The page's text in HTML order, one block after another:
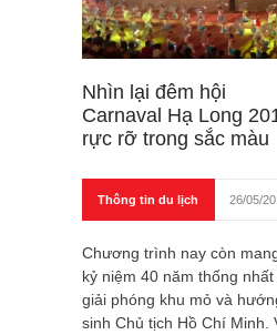
Nhìn lại đêm hội
Carnaval Hạ Long
rực rỡ trong sắc màu
Thông tin du lịch 26/05/
Chương trình nay còn
kỷ niệm 40 năm thống
giải phóng khu mỏ và
sinh Chủ tịch Hồ Chí Minh.